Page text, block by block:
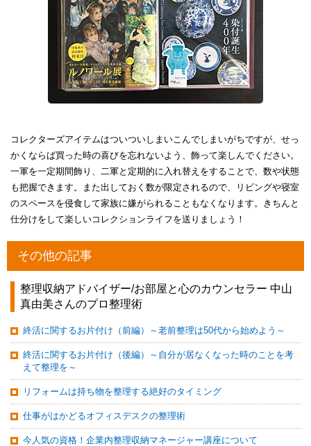
コレクターズアイテムはついついしまいこんでしまいがちですが、せっ
かくならば買った時の喜びを忘れないよう、飾って楽しんでください。
一軍を一定期間飾り、二軍と定期的に入れ替えをすることで、数や状態
も把握できます。また出しておく数が限定されるので、リビングや寝室
のスペースを侵食して家族に嫌がられることもなくなります。きちんと
仕分けをして楽しいコレクションライフを送りましょう！
その他の記事
整理収納アドバイザー/お部屋と心のカウンセラー 中山
真由美さんのプロ整理術
終活に関するお片付け（前編）～老前整理は50代から始めよう～
終活に関するお片付け（後編）～自分が居なくなった時のことを考
えて整理を～
リフォームは持ち物を整理する絶好のタイミング
仕事がはかどるオフィスデスクの整理術
今人気の資格！企業内整理収納マネージャー講座について